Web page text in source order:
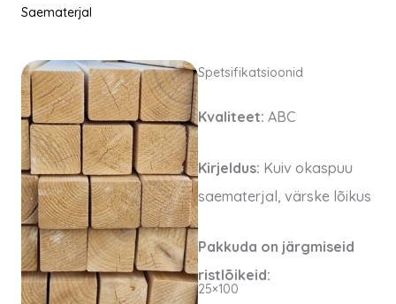
Saematerjal
Spetsifikatsioonid
Kvaliteet: ABC
Kirjeldus: Kuiv okaspuu
saematerjal, värske lõikus
Pakkuda on järgmiseid
ristlõikeid:
25×100